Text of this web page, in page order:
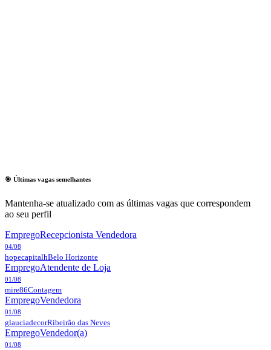
🎯 Últimas vagas semelhantes
Mantenha-se atualizado com as últimas vagas que correspondem
ao seu perfil
EmpregoRecepcionista Vendedora
04/08
hopecapitalhBelo Horizonte
EmpregoAtendente de Loja
01/08
mire86Contagem
EmpregoVendedora
01/08
glauciadecorRibeirão das Neves
EmpregoVendedor(a)
01/08